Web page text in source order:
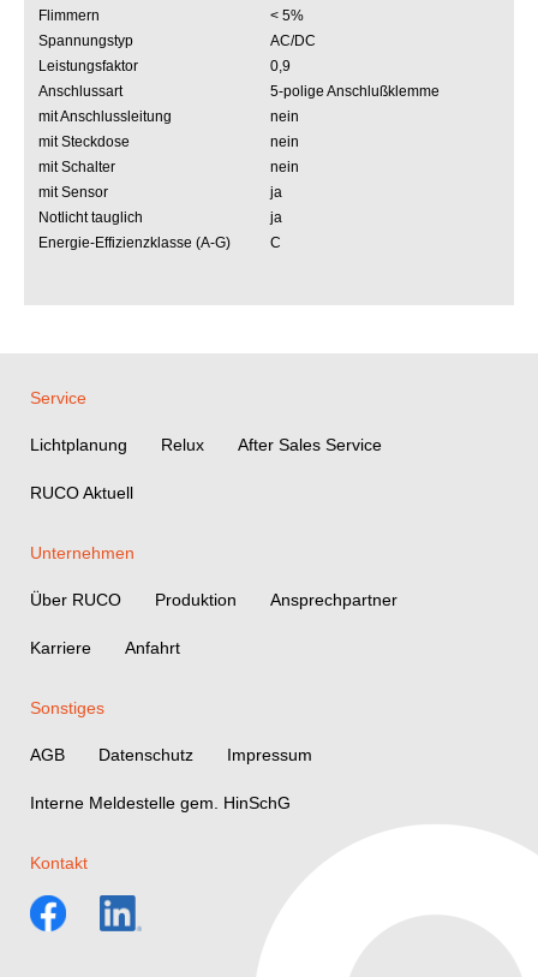
Flimmern
< 5%
Spannungstyp
AC/DC
Leistungsfaktor
0,9
Anschlussart
5-polige Anschlußklemme
mit Anschlussleitung
nein
mit Steckdose
nein
mit Schalter
nein
mit Sensor
ja
Notlicht tauglich
ja
Energie-Effizienzklasse (A-G)
C
Service
Lichtplanung Relux After Sales Service
RUCO Aktuell
Unternehmen
Über RUCO Produktion Ansprechpartner
Karriere Anfahrt
Sonstiges
AGB Datenschutz Impressum
Interne Meldestelle gem. HinSchG
Kontakt